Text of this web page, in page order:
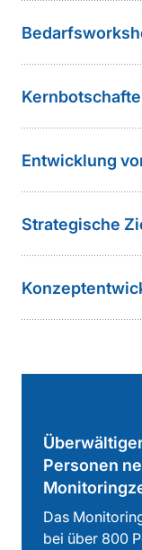
Entwicklung
Strategische
Personen
Das
bei über 800